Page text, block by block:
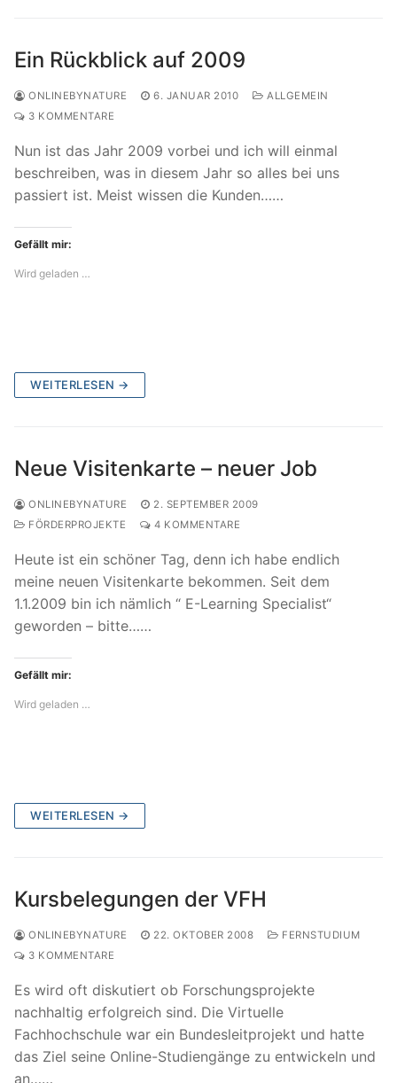
Ein Rückblick auf 2009
ONLINEBYNATURE 6. JANUAR 2010
ALLGEMEIN
3 KOMMENTARE
Nun ist das Jahr 2009 vorbei und ich will einmal
beschreiben, was in diesem Jahr so alles bei uns
passiert ist. Meist wissen die Kunden……
Gefällt mir:
Wird geladen …
WEITERLESEN →
Neue Visitenkarte – neuer Job
ONLINEBYNATURE
2. SEPTEMBER 2009
FÖRDERPROJEKTE
4 KOMMENTARE
Heute ist ein schöner Tag, denn ich habe endlich
meine neuen Visitenkarte bekommen. Seit dem
1.1.2009 bin ich nämlich “ E-Learning Specialist“
geworden – bitte……
Gefällt mir:
Wird geladen …
WEITERLESEN →
Kursbelegungen der VFH
ONLINEBYNATURE 22. OKTOBER 2008
FERNSTUDIUM
3 KOMMENTARE
Es wird oft diskutiert ob Forschungsprojekte
nachhaltig erfolgreich sind. Die Virtuelle
Fachhochschule war ein Bundesleitprojekt und hatte
das Ziel seine Online-Studiengänge zu entwickeln und
an……